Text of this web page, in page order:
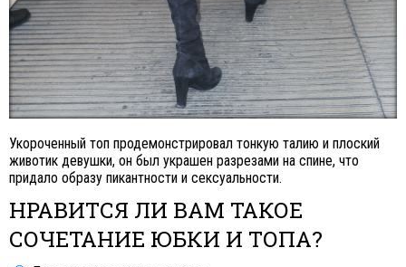
Укороченный топ продемонстрировал тонкую талию и плоский
животик девушки, он был украшен разрезами на спине, что
придало образу пикантности и сексуальности.
НРАВИТСЯ ЛИ ВАМ ТАКОЕ
СОЧЕТАНИЕ ЮБКИ И ТОПА?